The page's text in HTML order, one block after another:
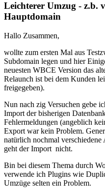
Leichterer Umzug - z.b.
Hauptdomain
Hallo Zusammen,
wollte zum ersten Mal aus
Subdomain legen und hier
neuesten WBCE Version das
Relaunch ist bei dem Kunden
freigegeben).
Nun nach zig Versuchen gebe
Import der bisherigen
Fehlermeldungen (angeblich
Export war kein Problem.
natürlich nochmal
geht der Import nicht.
Bin bei diesem Thema durch
verwende ich Plugins wie
Umzüge selten ein Problem.